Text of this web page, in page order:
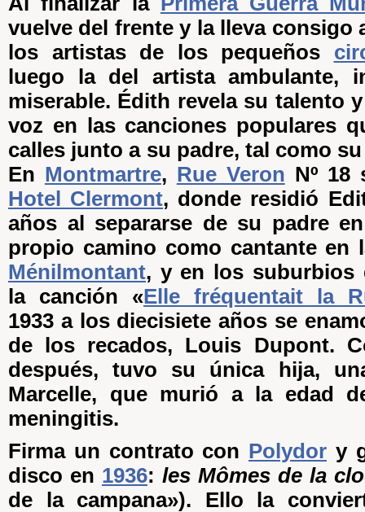
vuelve del frente y la lleva consigo
los artistas de los pequeños
luego la del artista ambulante,
miserable. Édith revela su talento
voz en las canciones populares
calles junto a su padre, tal como
En Montmartre, Rue Veron Nº 18
Hotel Clermont, donde residió
años al separarse de su padre en
propio camino como cantante en
Ménilmontant, y en los suburbios
la canción «Elle fréquentait la
1933 a los diecisiete años se
de los recados, Louis Dupont.
después, tuvo su única hija,
Marcelle, que murió a la edad
meningitis.
Firma un contrato con Polydor y
disco en 1936: les Mômes de la
de la campana»). Ello la